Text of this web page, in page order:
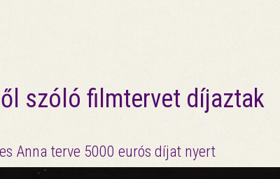
szóló filmtervet díjaztak
Anna terve 5000 eurós díjat nyert